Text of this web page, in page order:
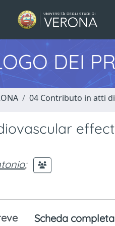
DEI
04 Contributo in atti
;
Scheda completa